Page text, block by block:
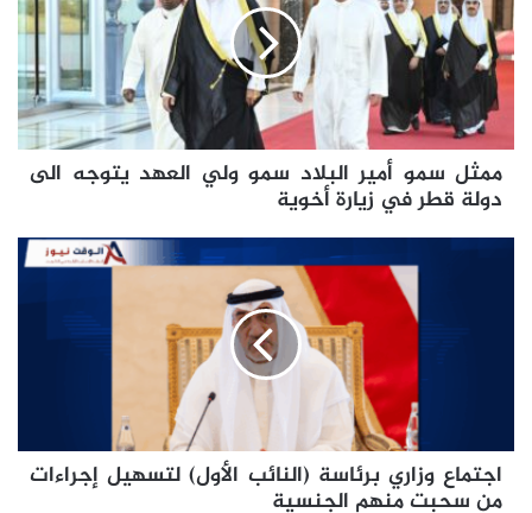
البلاد
سمو
ولي
العهد
يتوجه
الى
دولة
قطر
زيارة
ممثل سمو أمير البلاد سمو ولي العهد يتوجه الى
دولة قطر في زيارة أخوية
سحبت
منهم
الجنسية
اجتماع وزاري برئاسة (النائب الأول) لتسهيل إجراءات
من سحبت منهم الجنسية